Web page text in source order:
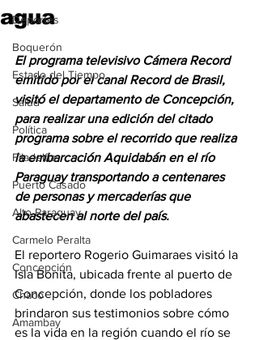
Deportes
Boquerón
Estado del Tiempo
Salud
Política
Filadelfia
Puerto Casado
Alto Paraguay
Carmelo Peralta
Concepción
Chaco
Amambay
agua
El programa televisivo Cámera Record
emitido por el canal Record de Brasil,
visitó el departamento de Concepción,
para realizar una edición del citado
programa sobre el recorrido que realiza
la embarcación Aquidabán en el río
Paraguay transportando a centenares
de personas y mercaderías que
abastecen al norte del país.
El reportero Rogerio Guimaraes visitó la
Isla Bonita, ubicada frente al puerto de
Concepción, donde los pobladores
brindaron sus testimonios sobre cómo
es la vida en la región cuando el río se